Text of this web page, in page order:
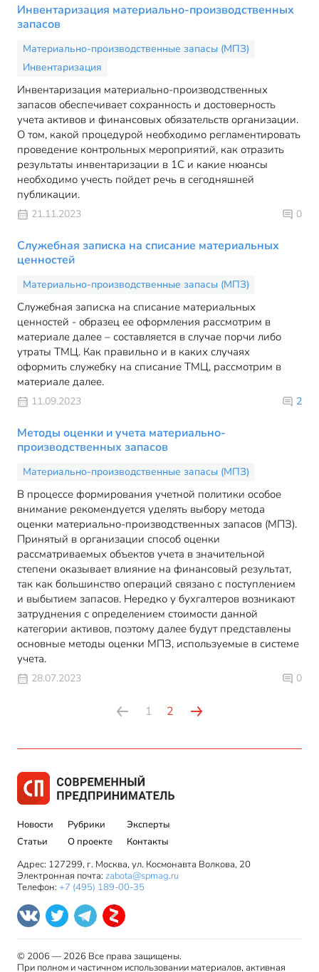
Инвентаризация материально-производственных
запасов
Материально-производственные запасы (МПЗ)
Инвентаризация
Инвентаризация материально-производственных
запасов обеспечивает сохранность и достоверность
учета активов и финансовых обязательств организации.
О том, какой процедурой необходимо регламентировать
проведение контрольных мероприятий, как отразить
результаты инвентаризации в 1С и какие нюансы
необходимо учесть пойдет речь в сегодняшней
публикации.
21.11.2023 0
Служебная записка на списание материальных
ценностей
Материально-производственные запасы (МПЗ)
Служебная записка на списание материальных
ценностей - образец ее оформления рассмотрим в
материале далее – составляется в случае порчи либо
утраты ТМЦ. Как правильно и в каких случаях
оформить служебку на списание ТМЦ, рассмотрим в
материале далее.
11.09.2023 2
Методы оценки и учета материально-
производственных запасов
Материально-производственные запасы (МПЗ)
В процессе формирования учетной политики особое
внимание рекомендуется уделять выбору метода
оценки материально-производственных запасов (МПЗ).
Принятый в организации способ оценки
рассматриваемых объектов учета в значительной
степени оказывает влияние на финансовый результат,
так как большинство операций связано с поступлением
и выбытием запасов. Нередко у бухгалтеров возникают
затруднения с определением стоимости данной
категории активов, поэтому далее будут представлены
основные методы оценки МПЗ, используемые в системе
учета.
28.07.2023 0
1 2
Новости
Статьи
Рубрики
О проекте
Эксперты
Контакты
Адрес: 127299, г. Москва, ул. Космонавта Волкова, 20
Электронная почта: zabota@spmag.ru
Телефон: +7 (495) 189-00-35
© 2006 — 2026 Все права защищены.
При полном и частичном использовании материалов, активная